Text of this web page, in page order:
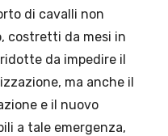
di cavalli non
costretti da mesi in
da impedire il
ma anche il
e il nuovo
a tale emergenza,